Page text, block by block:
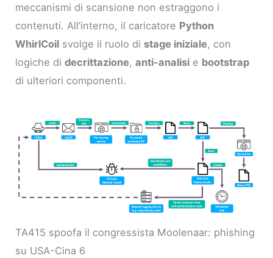
meccanismi di scansione non estraggono i
contenuti. All’interno, il caricatore Python
WhirlCoil svolge il ruolo di stage iniziale, con
logiche didecrittazione,anti-analisi e bootstrap
di ulteriori componenti.
TA415 spoofa il congressista Moolenaar: phishing
su USA-Cina 6